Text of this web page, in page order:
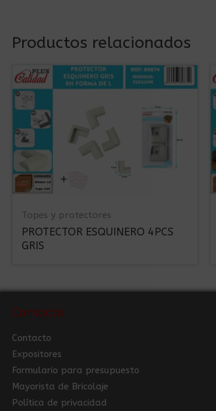
Productos relacionados
Topes y protectores
PROTECTOR ESQUINERO 4PCS
GRIS
Contacto
Contacto
Expositores
Formulario para presupuesto
Mayorista de Bricolaje
Política de privacidad